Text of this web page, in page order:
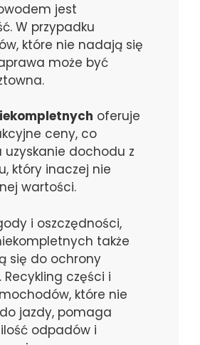
jest
W przypadku
które nie nadają się
może być
oferuje
ceny, co
uzyskanie dochodu z
który inaczej nie
wartości.
i oszczędności,
także
się do ochrony
Recykling części i
które nie
jazdy, pomaga
odpadów i